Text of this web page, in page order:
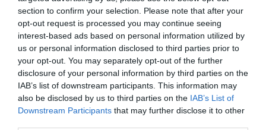
section to confirm your selection. Please note that after your
opt-out request is processed you may continue seeing
interest-based ads based on personal information utilized by
us or personal information disclosed to third parties prior to
your opt-out. You may separately opt-out of the further
disclosure of your personal information by third parties on the
IAB’s list of downstream participants. This information may
also be disclosed by us to third parties on the IAB’s List of
Downstream Participants that may further disclose it to other
Ne maradjon le a legfrissebb hírekről, kövessen
bennünket az EGRI ÜGYEK Google Hírek oldalán!
VISSZA A FŐOLDALRA